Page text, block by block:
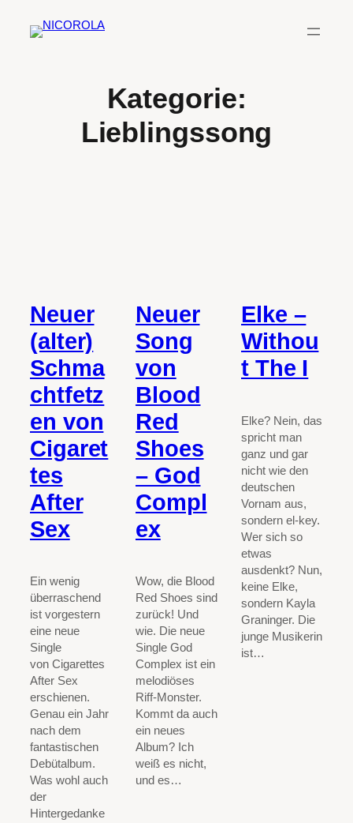
Inhalt
Kategorie:
Lieblingssong
Neuer
(alter)
Schma
chtfetz
en von
Cigaret
tes
After
Sex
Ein wenig
überraschend
ist vorgestern
eine neue
Single
von Cigarettes
After Sex
erschienen.
Genau ein Jahr
nach dem
fantastischen
Debütalbum.
Was wohl auch
der
Hintergedanke
Neuer
Song
von
Blood
Red
Shoes
– God
Compl
ex
Wow, die Blood
Red Shoes sind
zurück! Und
wie. Die neue
Single God
Complex ist ein
melodiöses
Riff-Monster.
Kommt da auch
ein neues
Album? Ich
weiß es nicht,
und es…
Elke –
Withou
t The I
Elke? Nein, das
spricht man
ganz und gar
nicht wie den
deutschen
Vornam aus,
sondern el-key.
Wer sich so
etwas
ausdenkt? Nun,
keine Elke,
sondern Kayla
Graninger. Die
junge Musikerin
ist…